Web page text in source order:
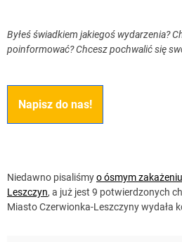
Byłeś świadkiem jakiegoś wydarzenia?
poinformować? Chcesz pochwalić się
Napisz do nas!
Niedawno pisaliśmyo ósmym
Leszczyn, a już jest 9 potwierdzonych
Miasto Czerwionka-Leszczyny wydała